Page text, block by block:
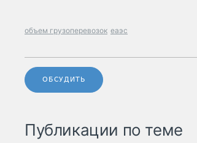
объем грузоперевозок еаэс
ОБСУДИТЬ
Публикации по теме